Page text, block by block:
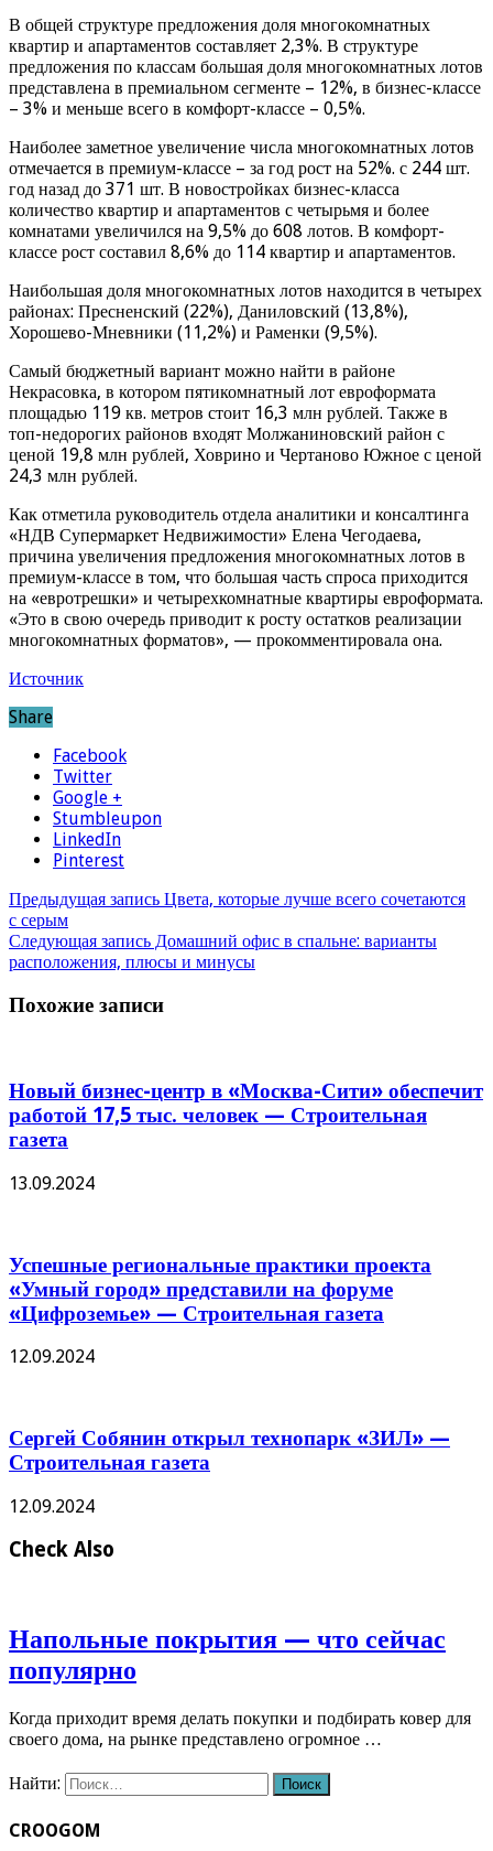
В общей структуре предложения доля многокомнатных
квартир и апартаментов составляет 2,3%. В структуре
предложения по классам большая доля многокомнатных лотов
представлена в премиальном сегменте – 12%, в бизнес-классе
– 3% и меньше всего в комфорт-классе – 0,5%.
Наиболее заметное увеличение числа многокомнатных лотов
отмечается в премиум-классе – за год рост на 52%. с 244 шт.
год назад до 371 шт. В новостройках бизнес-класса
количество квартир и апартаментов с четырьмя и более
комнатами увеличился на 9,5% до 608 лотов. В комфорт-
классе рост составил 8,6% до 114 квартир и апартаментов.
Наибольшая доля многокомнатных лотов находится в четырех
районах: Пресненский (22%), Даниловский (13,8%),
Хорошево-Мневники (11,2%) и Раменки (9,5%).
Самый бюджетный вариант можно найти в районе
Некрасовка, в котором пятикомнатный лот евроформата
площадью 119 кв. метров стоит 16,3 млн рублей. Также в
топ-недорогих районов входят Молжаниновский район с
ценой 19,8 млн рублей, Ховрино и Чертаново Южное с ценой
24,3 млн рублей.
Как отметила руководитель отдела аналитики и консалтинга
«НДВ Супермаркет Недвижимости» Елена Чегодаева,
причина увеличения предложения многокомнатных лотов в
премиум-классе в том, что большая часть спроса приходится
на «евротрешки» и четырехкомнатные квартиры евроформата.
«Это в свою очередь приводит к росту остатков реализации
многокомнатных форматов», — прокомментировала она.
Источник
Share
Facebook
Twitter
Google +
Stumbleupon
LinkedIn
Pinterest
Предыдущая запись Цвета, которые лучше всего сочетаются
с серым
Следующая запись Домашний офис в спальне: варианты
расположения, плюсы и минусы
Похожие записи
Новый бизнес-центр в «Москва-Сити» обеспечит
работой 17,5 тыс. человек — Строительная
газета
13.09.2024
Успешные региональные практики проекта
«Умный город» представили на форуме
«Цифроземье» — Строительная газета
12.09.2024
Сергей Собянин открыл технопарк «ЗИЛ» —
Строительная газета
12.09.2024
Check Also
Напольные покрытия — что сейчас
популярно
Когда приходит время делать покупки и подбирать ковер для
своего дома, на рынке представлено огромное …
Найти:
CROOGOM